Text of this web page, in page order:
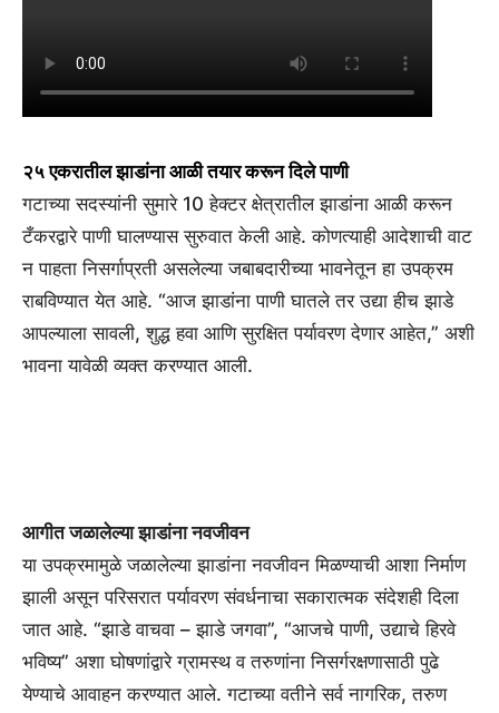
२५ एकरातील झाडांना आळी तयार करून दिले पाणी
गटाच्या सदस्यांनी सुमारे 10 हेक्टर क्षेत्रातील झाडांना आळी करून
टँकरद्वारे पाणी घालण्यास सुरुवात केली आहे. कोणत्याही आदेशाची वाट
न पाहता निसर्गाप्रती असलेल्या जबाबदारीच्या भावनेतून हा उपक्रम
राबविण्यात येत आहे. “आज झाडांना पाणी घातले तर उद्या हीच झाडे
आपल्याला सावली, शुद्ध हवा आणि सुरक्षित पर्यावरण देणार आहेत,” अशी
भावना यावेळी व्यक्त करण्यात आली.
आगीत जळालेल्या झाडांना नवजीवन
या उपक्रमामुळे जळालेल्या झाडांना नवजीवन मिळण्याची आशा निर्माण
झाली असून परिसरात पर्यावरण संवर्धनाचा सकारात्मक संदेशही दिला
जात आहे. “झाडे वाचवा – झाडे जगवा”, “आजचे पाणी, उद्याचे हिरवे
भविष्य” अशा घोषणांद्वारे ग्रामस्थ व तरुणांना निसर्गरक्षणासाठी पुढे
येण्याचे आवाहन करण्यात आले. गटाच्या वतीने सर्व नागरिक, तरुण